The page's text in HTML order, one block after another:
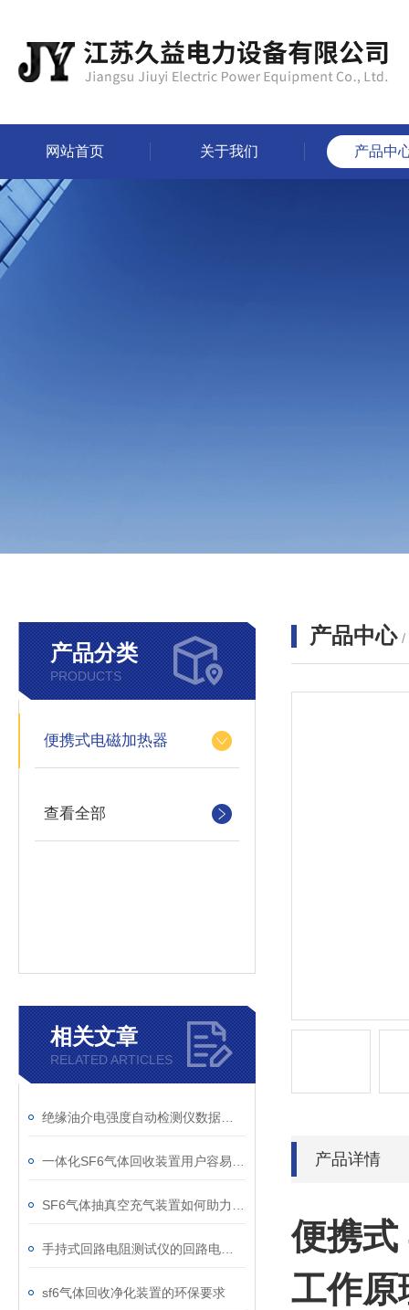
网站首页 关于我们 产品中
产品分类
PRODUCTS
便携式电磁加热器
查看全部
相关文章
RELATED ARTICLES
sf6气体回收净化装置的环保要求
产品中心 /
产品详情
便携式
工作原